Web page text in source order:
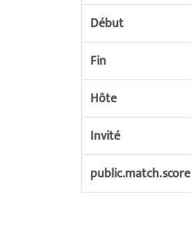
Début
Fin
Hôte
Invité
public.match.score